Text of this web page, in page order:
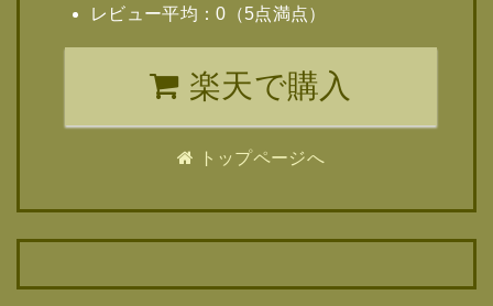
レビュー平均：0（5点満点）
楽天で購入
トップページへ